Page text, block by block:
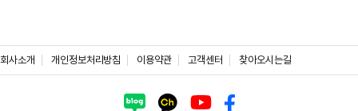
회사소개 개인정보처리방침 이용약관 고객센터 찾아오시는길